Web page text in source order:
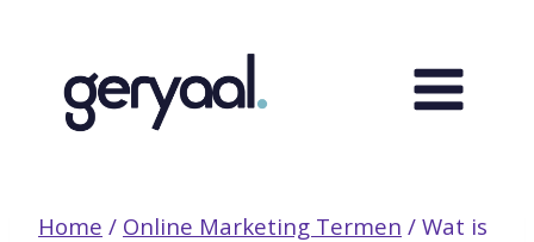
inhoud
Home / Online Marketing Termen / Wat is